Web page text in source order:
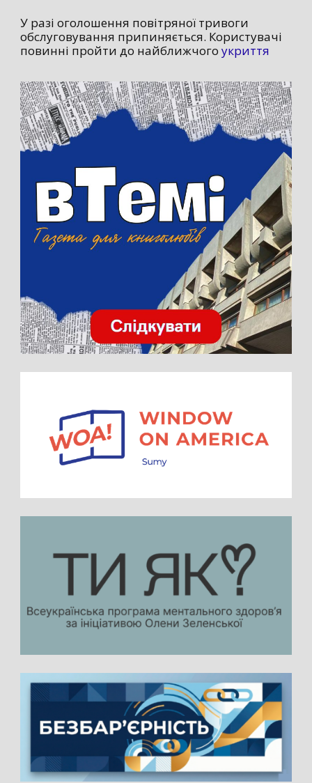
У разі оголошення повітряної тривоги
обслуговування припиняється. Користувачі
повинні пройти до найближчого укриття